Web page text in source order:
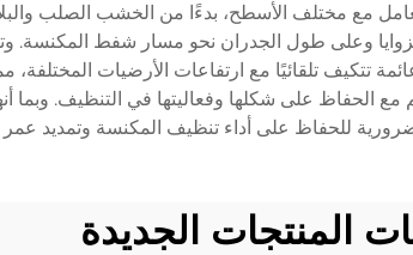
مع مختلف الأسطح، بدءًا من الخشب الصلب
من الزوايا وعلى طول الجدران نحو مسار شفط
تتكيف تلقائيًا مع ارتفاعات الأرضيات
الحفاظ على شكلها وفعاليتها في التنظيف.
للحفاظ على أداء تنظيف المكنسة وتمديد عمر
المنتجات الجديدة